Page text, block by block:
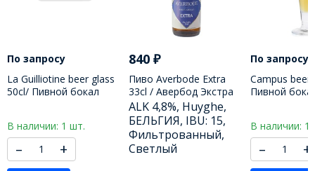
По запросу
La Guilliotine beer glass
50cl/ Пивной бокал
В наличии: 1 шт.
– +
840 ₽
Пиво Averbode Extra
33cl / Авербод Экстра
330 МЛ
ALK 4,8%, Huyghe,
БЕЛЬГИЯ, IBU: 15,
Фильтрованный,
Светлый
По запросу
Campus beer
Пивной
В наличии: 1
– +